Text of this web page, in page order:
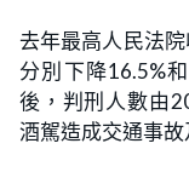
去年最高人民法
分別下降16.5%
後，判刑人數由
酒駕造成交通事